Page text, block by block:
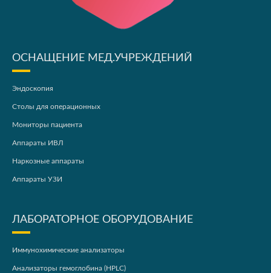
ОСНАЩЕНИЕ МЕД.УЧРЕЖДЕНИЙ
Эндоскопия
Столы для операционных
Мониторы пациента
Аппараты ИВЛ
Наркозные аппараты
Аппараты УЗИ
ЛАБОРАТОРНОЕ ОБОРУДОВАНИЕ
Иммунохимические анализаторы
Анализаторы гемоглобина (HPLC)